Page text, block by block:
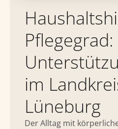
Pflegegrad:
im
Lüneburg
Der Alltag mit